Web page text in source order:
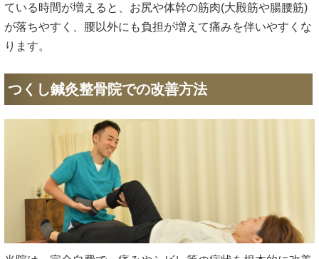
ている時間が増えると、お尻や体幹の筋肉(大殿筋や腸腰筋)
が落ちやすく、腰以外にも負担が増えて痛みを伴いやすくな
ります。
つくし鍼灸整骨院での改善方法